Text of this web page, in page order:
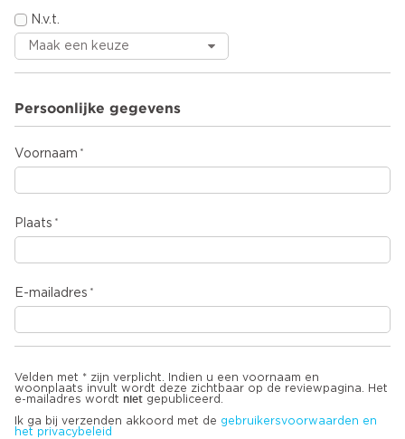
aardbevingsschade
Overige
N.v.t.
Persoonlijke gegevens
Voornaam
Plaats
E-mailadres
Velden met * zijn verplicht. Indien u een voornaam en
woonplaats invult wordt deze zichtbaar op de reviewpagina. Het
e-mailadres wordt niet gepubliceerd.
Ik ga bij verzenden akkoord met de gebruikersvoorwaarden en
het privacybeleid